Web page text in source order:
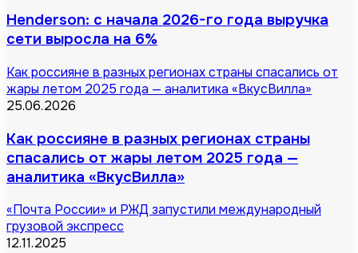
Henderson: с начала 2026-го года выручка
сети выросла на 6%
Как россияне в разных регионах страны спасались от
жары летом 2025 года — аналитика «ВкусВилла»
25.06.2026
Как россияне в разных регионах страны
спасались от жары летом 2025 года —
аналитика «ВкусВилла»
«Почта России» и РЖД запустили международный
грузовой экспресс
12.11.2025